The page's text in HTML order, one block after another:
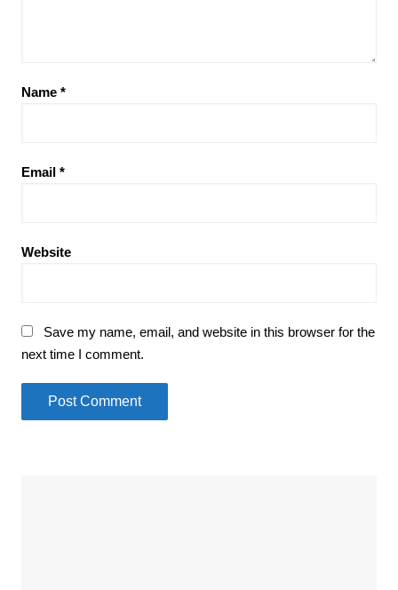
Name *
Email *
Website
Save my name, email, and website in this browser for the
next time I comment.